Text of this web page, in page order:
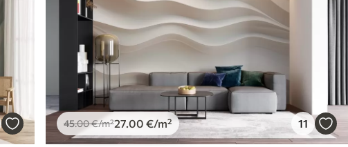
45.00€/m²27.00 €/m² 11